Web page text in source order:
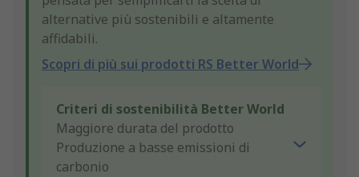
alternative più sostenibili e altamente
affidabili.
Scopri di più sui prodotti RS Better World
Criteri di sostenibilità Better World
Maggiore durata del prodotto
Produzione a basse emissioni di
carbonio